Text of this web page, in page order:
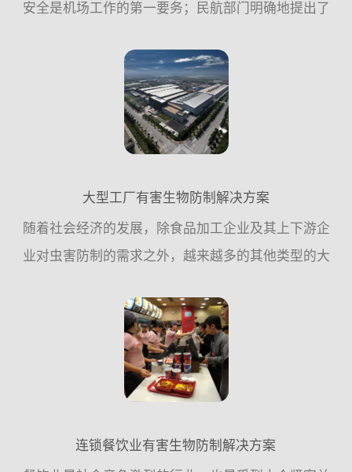
安全是机场工作的第一要务；民航部门明确地提出了
各项工作的持续健康快速发展，从而使各项工作...
大型工厂有害生物防制解决方案
随着社会经济的发展，除食品加工企业及其上下游企
业对虫害防制的需求之外，越来越多的其他类型的大
方面是企业内部发展的需要，;例外一方面也是工厂自
身竞争力的一个...
连锁餐饮业有害生物防制解决方案